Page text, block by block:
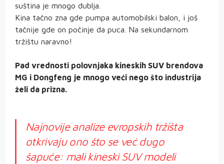
suština je mnogo dublja.
Kina tačno zna gde pumpa automobilski balon, i još
tačnije gde on počinje da puca. Na sekundarnom
tržištu naravno!
Pad vrednosti polovnjaka kineskih SUV brendova
MG i Dongfeng je mnogo veći nego što industrija
želi da prizna.
Najnovije analize evropskih tržišta
otkrivaju ono što se već dugo
šapuće: mali kineski SUV modeli